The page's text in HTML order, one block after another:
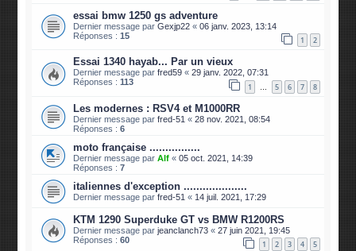
essai bmw 1250 gs adventure
Dernier message parGexjp22 «06 janv. 2023, 13:14
Réponses :15 1 2
Essai 1340 hayab... Par un vieux
Dernier message parfred59 «29 janv. 2022, 07:31
Réponses :113 1 … 5 6 7 8
Les modernes : RSV4 et M1000RR
Dernier message parfred-51 «28 nov. 2021, 08:54
Réponses :6
moto française ................
Dernier message parAlf «05 oct. 2021, 14:39
Réponses :7
italiennes d'exception ....................
Dernier message parfred-51 « 14 juil. 2021, 17:29
KTM 1290 Superduke GT vs BMW R1200RS
Dernier message parjeanclanch73 «27 juin 2021, 19:45
Réponses :60 1 2 3 4 5